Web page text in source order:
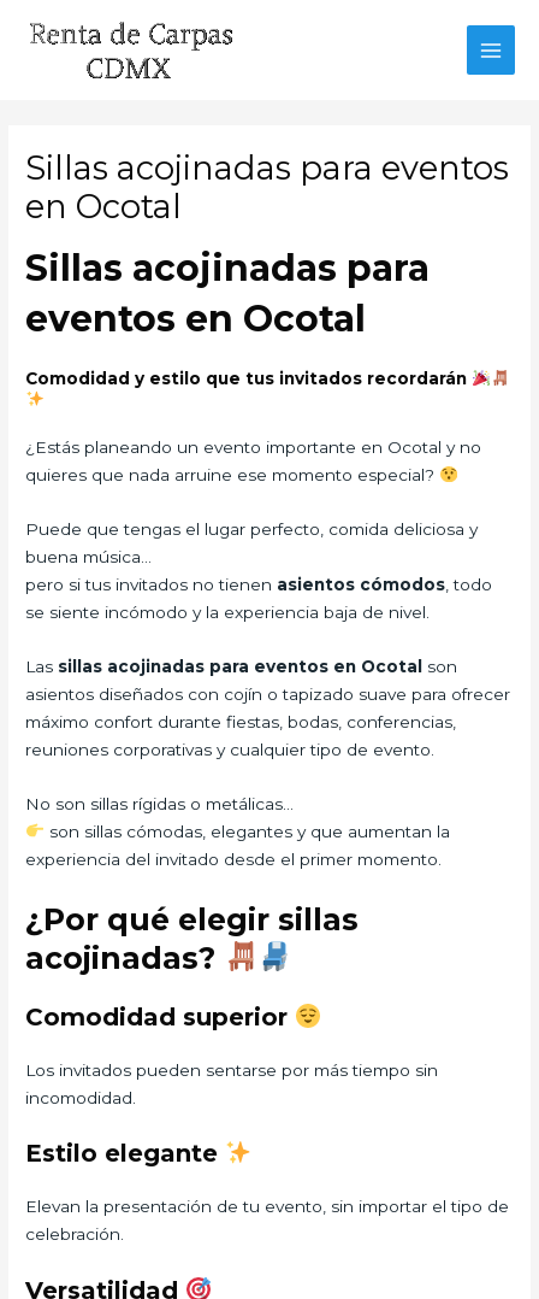
Sillas acojinadas para eventos
en Ocotal
Sillas acojinadas para
eventos en Ocotal
Comodidad y estilo que tus invitados recordarán
¿Estás planeando un evento importante en Ocotal y no
quieres que nada arruine ese momento especial?
Puede que tengas el lugar perfecto, comida deliciosa y
buena música…
pero si tus invitados no tienen asientos cómodos , todo
se siente incómodo y la experiencia baja de nivel.
Las sillas acojinadas para eventos en Ocotal son
asientos diseñados con cojín o tapizado suave para ofrecer
máximo confort durante fiestas, bodas, conferencias,
reuniones corporativas y cualquier tipo de evento.
No son sillas rígidas o metálicas…
son sillas cómodas, elegantes y que aumentan la
experiencia del invitado desde el primer momento.
¿Por qué elegir sillas
acojinadas?
Comodidad superior
Los invitados pueden sentarse por más tiempo sin
incomodidad.
Estilo elegante
Elevan la presentación de tu evento, sin importar el tipo de
celebración.
Versatilidad